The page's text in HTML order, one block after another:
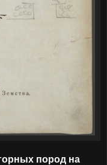
пород на